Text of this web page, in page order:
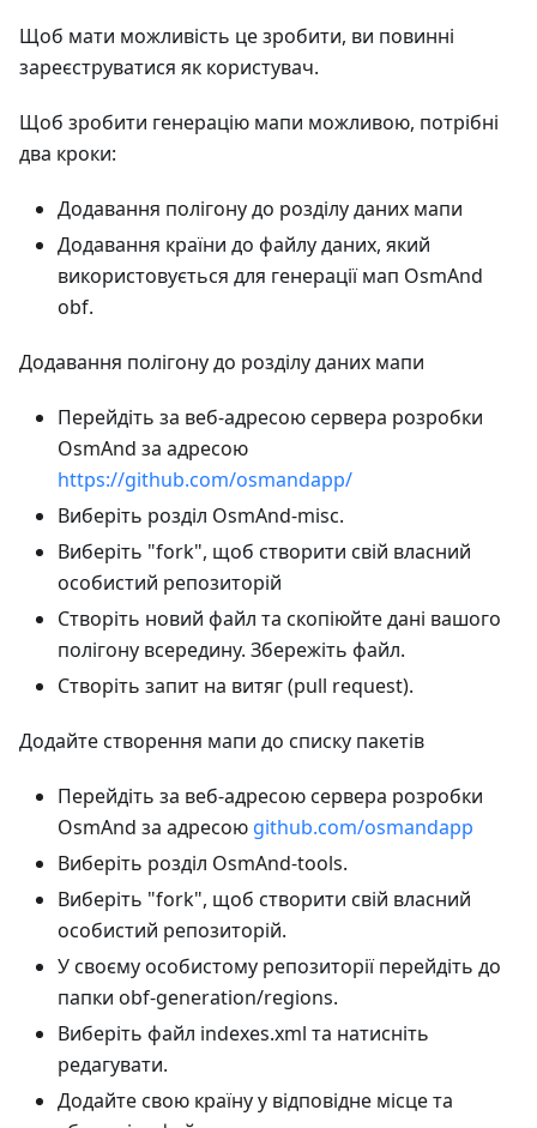
Щоб мати можливість це зробити, ви повинні
зареєструватися як користувач.
Щоб зробити генерацію мапи можливою, потрібні
два кроки:
Додавання полігону до розділу даних мапи
Додавання країни до файлу даних, який
використовується для генерації мап OsmAnd
obf.
Додавання полігону до розділу даних мапи
Перейдіть за веб-адресою сервера розробки
OsmAnd за адресою
https://github.com/osmandapp/
Виберіть розділ OsmAnd-misc.
Виберіть "fork", щоб створити свій власний
особистий репозиторій
Створіть новий файл та скопіюйте дані вашого
полігону всередину. Збережіть файл.
Створіть запит на витяг (pull request).
Додайте створення мапи до списку пакетів
Перейдіть за веб-адресою сервера розробки
OsmAnd за адресою github.com/osmandapp
Виберіть розділ OsmAnd-tools.
Виберіть "fork", щоб створити свій власний
особистий репозиторій.
У своєму особистому репозиторії перейдіть до
папки obf-generation/regions.
Виберіть файл indexes.xml та натисніть
редагувати.
Додайте свою країну у відповідне місце та